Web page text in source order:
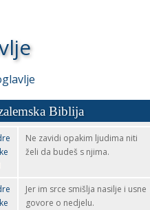
Biblija
Ne zavidi opakim ljudima niti
želi da budeš s njima.
Jer im srce smišlja nasilje i usne
govore o nedjelu.